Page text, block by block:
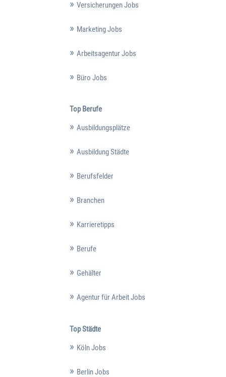
Versicherungen Jobs
Marketing Jobs
Arbeitsagentur Jobs
Büro Jobs
Top Berufe
Ausbildungsplätze
Ausbildung Städte
Berufsfelder
Branchen
Karrieretipps
Berufe
Gehälter
Agentur für Arbeit Jobs
Top Städte
Köln Jobs
Berlin Jobs